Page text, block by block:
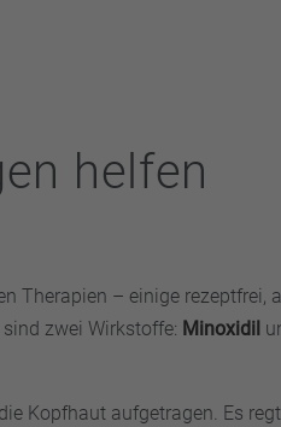
helfen
Therapien – einige rezeptfrei,
zwei Wirkstoffe: Minoxidil
Kopfhaut aufgetragen. Es